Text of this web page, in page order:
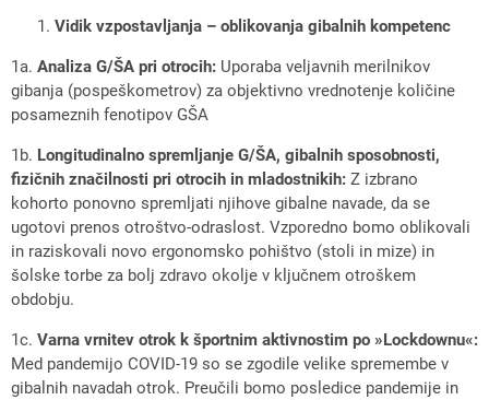
Vidik vzpostavljanja – oblikovanja gibalnih kompetenc
1a. Analiza G/ŠA pri otrocih: Uporaba veljavnih merilnikov
gibanja (pospeškometrov) za objektivno vrednotenje količine
posameznih fenotipov GŠA
1b. Longitudinalno spremljanje G/ŠA, gibalnih sposobnosti,
fizičnih značilnosti pri otrocih in mladostnikih: Z izbrano
kohorto ponovno spremljati njihove gibalne navade, da se
ugotovi prenos otroštvo-odraslost. Vzporedno bomo oblikovali
in raziskovali novo ergonomsko pohištvo (stoli in mize) in
šolske torbe za bolj zdravo okolje v ključnem otroškem
obdobju.
1c. Varna vrnitev otrok k športnim aktivnostim po »Lockdownu«:
Med pandemijo COVID-19 so se zgodile velike spremembe v
gibalnih navadah otrok. Preučili bomo posledice pandemije in